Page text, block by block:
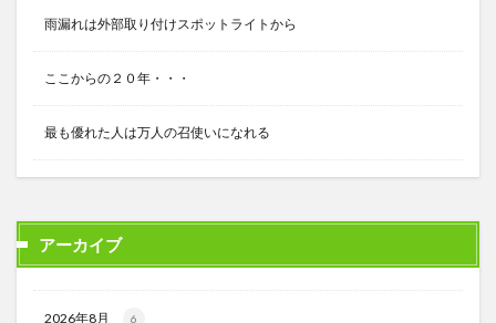
雨漏れは外部取り付けスポットライトから
ここからの２０年・・・
最も優れた人は万人の召使いになれる
アーカイブ
2026年8月 6